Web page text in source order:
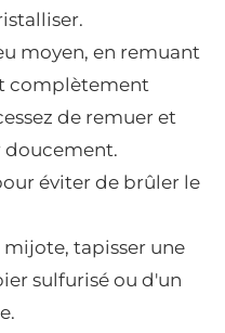
moyen, en remuant
complètement
de remuer et
doucement.
éviter de brûler le
tapisser une
sulfurisé ou d'un